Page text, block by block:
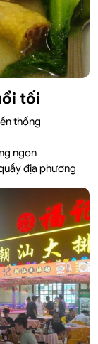
tối
thống
ngon
địa phương